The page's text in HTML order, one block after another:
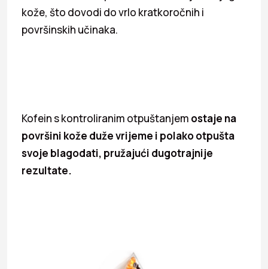
kože, što dovodi do vrlo kratkoročnih i
površinskih učinaka.
Kofein s kontroliranim otpuštanjem ostaje na
površini kože duže vrijeme i polako otpušta
svoje blagodati, pružajući dugotrajnije
rezultate.